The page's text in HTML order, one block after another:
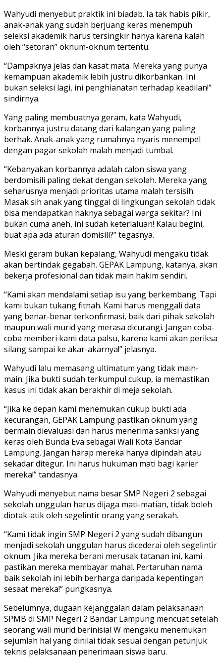
Wahyudi menyebut praktik ini biadab. Ia tak habis pikir,
anak-anak yang sudah berjuang keras menempuh
seleksi akademik harus tersingkir hanya karena kalah
oleh “setoran” oknum-oknum tertentu.
“Dampaknya jelas dan kasat mata. Mereka yang punya
kemampuan akademik lebih justru dikorbankan. Ini
bukan seleksi lagi, ini penghianatan terhadap keadilan!”
sindirnya.
Yang paling membuatnya geram, kata Wahyudi,
korbannya justru datang dari kalangan yang paling
berhak. Anak-anak yang rumahnya nyaris menempel
dengan pagar sekolah malah menjadi tumbal.
“Kebanyakan korbannya adalah calon siswa yang
berdomisili paling dekat dengan sekolah. Mereka yang
seharusnya menjadi prioritas utama malah tersisih.
Masak sih anak yang tinggal di lingkungan sekolah tidak
bisa mendapatkan haknya sebagai warga sekitar? Ini
bukan cuma aneh, ini sudah keterlaluan! Kalau begini,
buat apa ada aturan domisili?” tegasnya.
Meski geram bukan kepalang, Wahyudi mengaku tidak
akan bertindak gegabah. GEPAK Lampung, katanya, akan
bekerja profesional dan tidak main hakim sendiri.
“Kami akan mendalami setiap isu yang berkembang. Tapi
kami bukan tukang fitnah. Kami harus menggali data
yang benar-benar terkonfirmasi, baik dari pihak sekolah
maupun wali murid yang merasa dicurangi. Jangan coba-
coba memberi kami data palsu, karena kami akan periksa
silang sampai ke akar-akarnya!” jelasnya.
Wahyudi lalu memasang ultimatum yang tidak main-
main. Jika bukti sudah terkumpul cukup, ia memastikan
kasus ini tidak akan berakhir di meja sekolah.
“Jika ke depan kami menemukan cukup bukti ada
kecurangan, GEPAK Lampung pastikan oknum yang
bermain dievaluasi dan harus menerima sanksi yang
keras oleh Bunda Eva sebagai Wali Kota Bandar
Lampung. Jangan harap mereka hanya dipindah atau
sekadar ditegur. Ini harus hukuman mati bagi karier
mereka!” tandasnya.
Wahyudi menyebut nama besar SMP Negeri 2 sebagai
sekolah unggulan harus dijaga mati-matian, tidak boleh
diotak-atik oleh segelintir orang yang serakah.
“Kami tidak ingin SMP Negeri 2 yang sudah dibangun
menjadi sekolah unggulan harus dicederai oleh segelintir
oknum. Jika mereka berani merusak tatanan ini, kami
pastikan mereka membayar mahal. Pertaruhan nama
baik sekolah ini lebih berharga daripada kepentingan
sesaat mereka!” pungkasnya.
Sebelumnya, dugaan kejanggalan dalam pelaksanaan
SPMB di SMP Negeri 2 Bandar Lampung mencuat setelah
seorang wali murid berinisial W mengaku menemukan
sejumlah hal yang dinilai tidak sesuai dengan petunjuk
teknis pelaksanaan penerimaan siswa baru.